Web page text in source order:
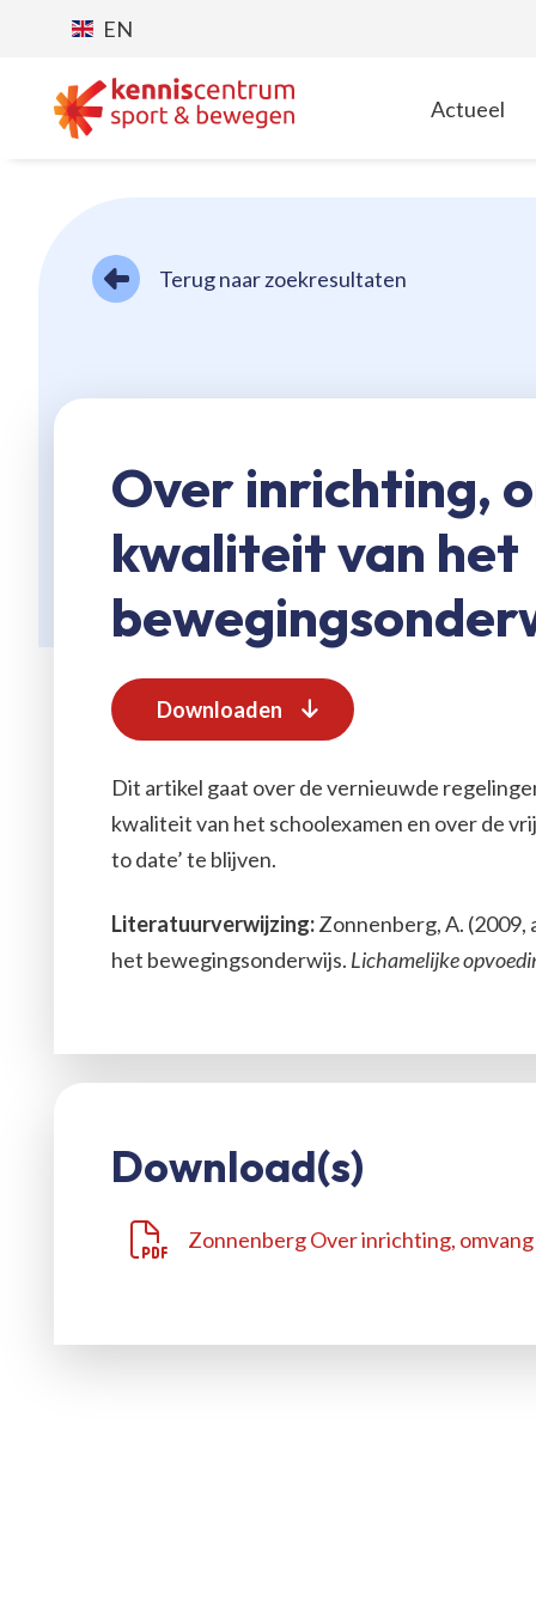
EN
Actueel
Terug naar zoekresultaten
Over inrichting,
kwaliteit van het
Downloaden
Dit artikel gaat over de vernieuwde
kwaliteit van het schoolexamen en over de
to date’ te blijven.
Literatuurverwijzing:Zonnenberg, A.
het bewegingsonderwijs. Lichamelijke
Download(s)
Zonnenberg Over inrichting,